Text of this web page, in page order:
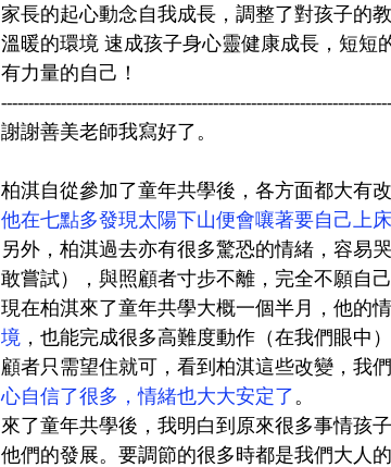
家長的起心動念自我成長，調整了對孩子的
溫暖的環境 速成孩子身心靈健康成長，短短
有力量的自己！
謝謝善美老師我寫好了。
柏淇自從參加了童年共學後，各方面都大有
他在七點多發現太陽下山便會嚷著要自己上
另外，柏淇過去亦有很多驚恐的情緒，容易
敢嘗試），與照顧者寸步不離，完全不願自
現在柏淇來了童年共學大概一個半月，他的
境 ，也能完成很多高難度動作（在我們眼中
顧者只需望住就可，看到柏淇這些改變，我
心自信了很多，情緒也大大安定了。
來了童年共學後，我明白到原來很多事情孩
他們的發展。要調節的很多時都是我們大人